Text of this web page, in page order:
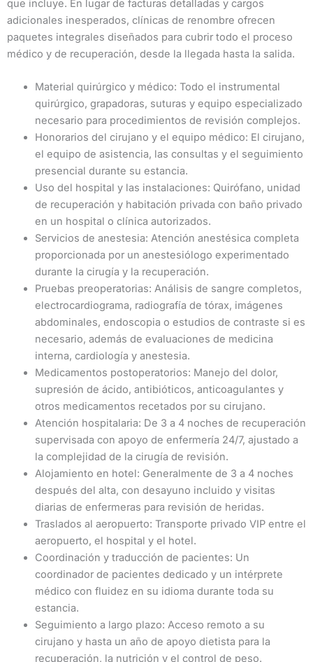
que incluye. En lugar de facturas detalladas y cargos
adicionales inesperados, clínicas de renombre ofrecen
paquetes integrales diseñados para cubrir todo el proceso
médico y de recuperación, desde la llegada hasta la salida.
Material quirúrgico y médico: Todo el instrumental
quirúrgico, grapadoras, suturas y equipo especializado
necesario para procedimientos de revisión complejos.
Honorarios del cirujano y el equipo médico: El cirujano,
el equipo de asistencia, las consultas y el seguimiento
presencial durante su estancia.
Uso del hospital y las instalaciones: Quirófano, unidad
de recuperación y habitación privada con baño privado
en un hospital o clínica autorizados.
Servicios de anestesia: Atención anestésica completa
proporcionada por un anestesiólogo experimentado
durante la cirugía y la recuperación.
Pruebas preoperatorias: Análisis de sangre completos,
electrocardiograma, radiografía de tórax, imágenes
abdominales, endoscopia o estudios de contraste si es
necesario, además de evaluaciones de medicina
interna, cardiología y anestesia.
Medicamentos postoperatorios: Manejo del dolor,
supresión de ácido, antibióticos, anticoagulantes y
otros medicamentos recetados por su cirujano.
Atención hospitalaria: De 3 a 4 noches de recuperación
supervisada con apoyo de enfermería 24/7, ajustado a
la complejidad de la cirugía de revisión.
Alojamiento en hotel: Generalmente de 3 a 4 noches
después del alta, con desayuno incluido y visitas
diarias de enfermeras para revisión de heridas.
Traslados al aeropuerto: Transporte privado VIP entre el
aeropuerto, el hospital y el hotel.
Coordinación y traducción de pacientes: Un
coordinador de pacientes dedicado y un intérprete
médico con fluidez en su idioma durante toda su
estancia.
Seguimiento a largo plazo: Acceso remoto a su
cirujano y hasta un año de apoyo dietista para la
recuperación, la nutrición y el control de peso.